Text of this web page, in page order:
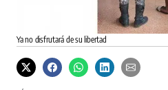
Ya no disfrutará de su libertad